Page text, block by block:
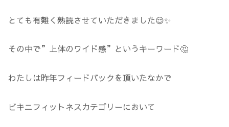
とても有難く熟読させていただきました😌✨
その中で”上体のワイド感”というキーワード🤔
わたしは昨年フィードバックを頂いたなかで
ビキニフィットネスカテゴリーにおいて